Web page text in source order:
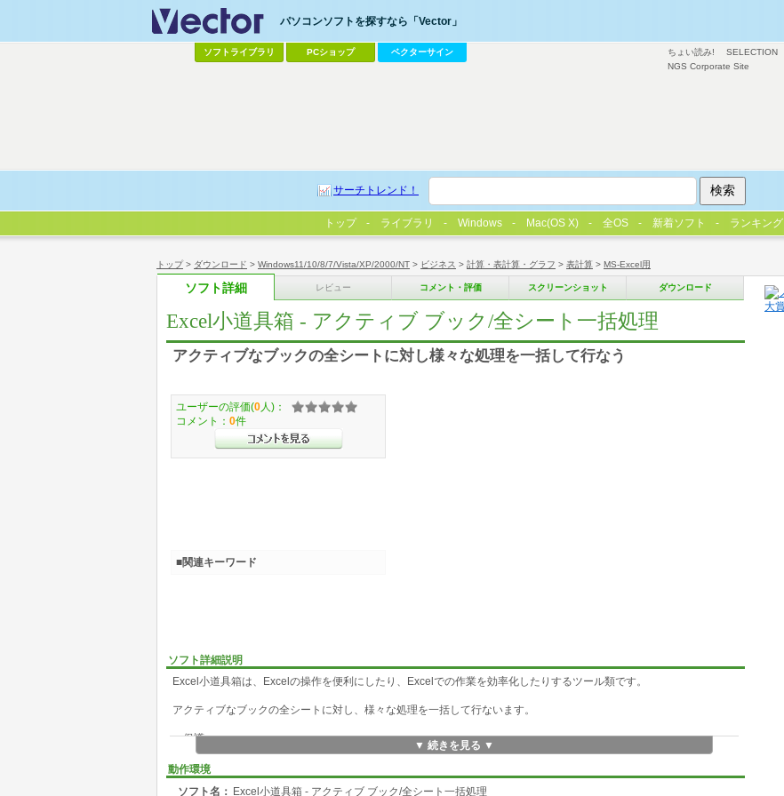
トップ> ダウンロード > Windows11/10/8/7/Vista/XP/2000/NT > ビジネス > 計算・表計算・グラフ > 表計算 > MS-Excel用
ソフト詳細 レビュー コメント・評価 スクリーンショット ダウンロード
Excel小道具箱 - アクティブ ブック/全シート一括処理
アクティブなブックの全シートに対し様々な処理を一括して行なう
ソフト詳細説明
Excel小道具箱は、Excelの操作を便利にしたり、Excelでの作業を効率化したりするツール類です。
アクティブなブックの全シートに対し、様々な処理を一括して行ないます。
・保護
全シートの保護を 設定 または 解除 します。
・枠線
▼ 続きを見る ▼
動作環境
ソフト名： Excel小道具箱 - アクティブ ブック/全シート一括処理
ユーザーの評価(0 人)：
コメント： 0件
■関連キーワード
ちょい読み! SELECTION
NGS Corporate Site
パソコンソフトを探すなら「Vector」
ソフトライブラリ PCショップ ベクターサイン
サーチトレンド！
トップ ライブラリ Windows Mac(OS X) 全OS 新着ソフト ランキング